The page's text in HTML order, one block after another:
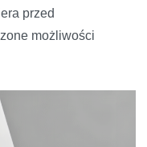
przed
możliwości